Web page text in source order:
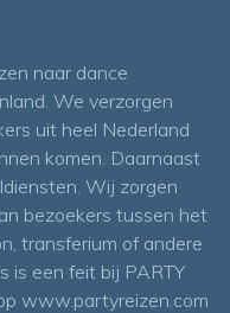
naar dance
We verzorgen
uit heel Nederland
komen. Daarnaast
Wij zorgen
bezoekers tussen het
transferium of andere
is een feit bij PARTY
www.partyreizen.com